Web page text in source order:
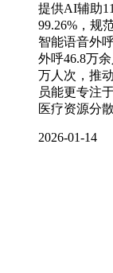
提供AI辅助
99.26%，规
智能语音外
外呼46.8万
万人次，推
员能更专注
医疗资源分
2026-01-14